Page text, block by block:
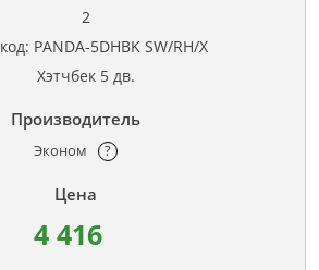
2
PANDA-5DHBK SW/RH/X
Хэтчбек 5 дв.
Эконом ?
4 416